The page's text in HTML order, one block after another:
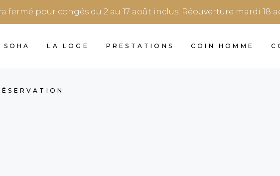
fermé pour congés du 2 au 17 août inclus. Réouverture mardi 18
SOHA LA LOGE PRESTATIONS COIN HOMME